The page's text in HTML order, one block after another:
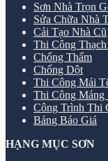
Sơn Nhà Trọn
Sửa Chữa Nhà
Cải Tạo Nhà Cũ
Thi Công
Chống Thấm
Chống Dột
Thi Công Mái
Thi Công Máng
Công Trình Thi
Bảng Báo Giá
HẠNG MỤC SƠN